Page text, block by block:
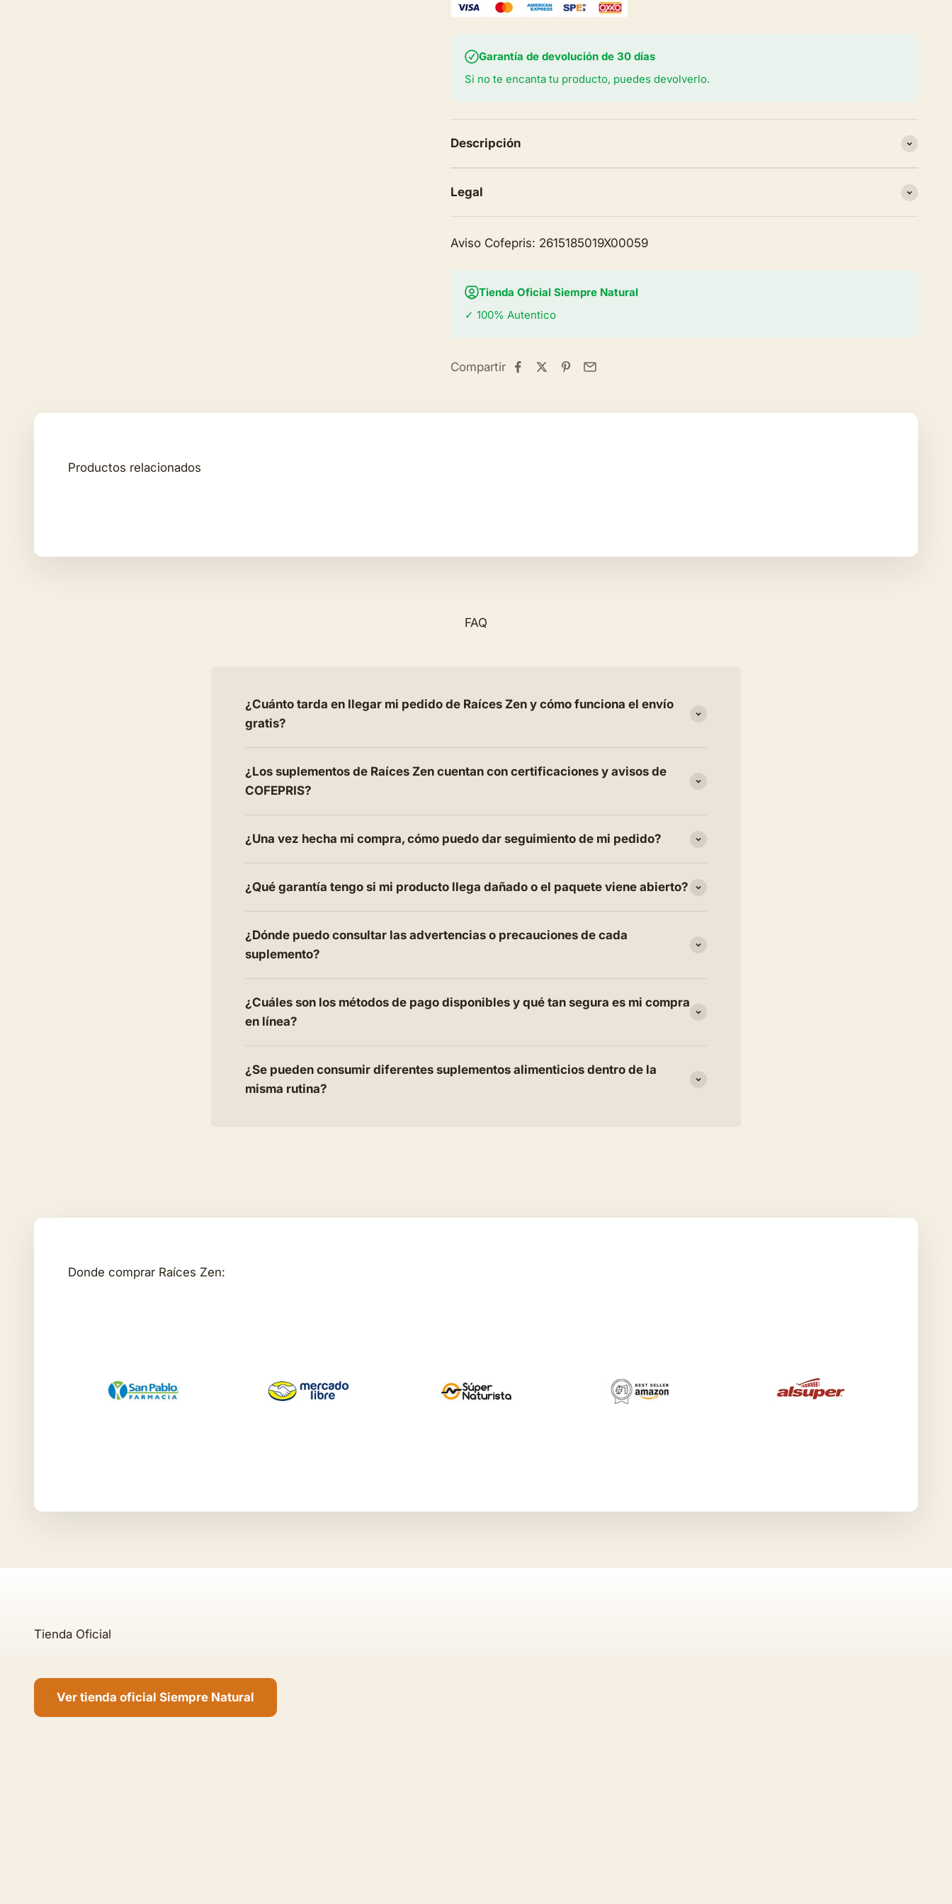
Garantía de devolución de 30 días
Si no te encanta tu producto, puedes devolverlo.
Descripción
Legal
Aviso Cofepris: 2615185019X00059
Tienda Oficial Siempre Natural
✓ 100% Autentico
Compartir
FAQ
¿Cuánto tarda en llegar mi pedido de Raíces Zen y cómo funciona el envío
gratis?
¿Los suplementos de Raíces Zen cuentan con certificaciones y avisos de
COFEPRIS?
¿Una vez hecha mi compra, cómo puedo dar seguimiento de mi pedido?
¿Qué garantía tengo si mi producto llega dañado o el paquete viene abierto?
¿Dónde puedo consultar las advertencias o precauciones de cada
suplemento?
¿Cuáles son los métodos de pago disponibles y qué tan segura es mi compra
en línea?
¿Se pueden consumir diferentes suplementos alimenticios dentro de la
misma rutina?
Donde comprar Raíces Zen:
Ver tienda oficial Siempre Natural